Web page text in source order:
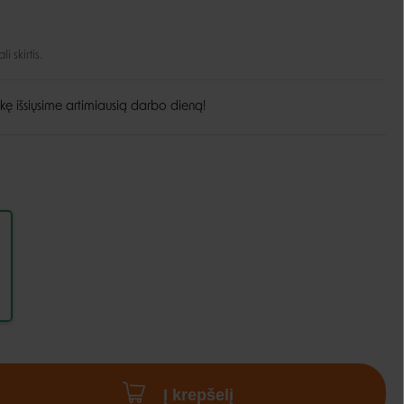
skirtis.
išsiųsime artimiausią darbo dieną!
Į krepšelį